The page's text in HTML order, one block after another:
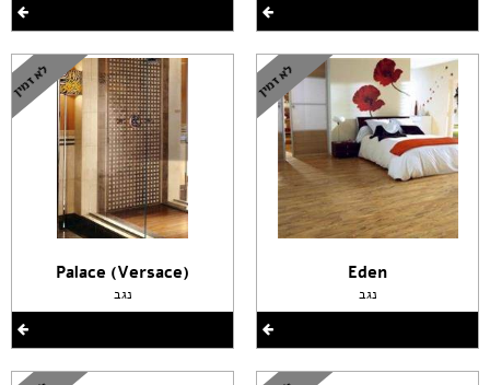
Eden
נגב
(Palace (Versace
נגב